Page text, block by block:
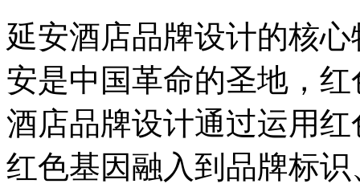
延安酒店品牌设计的核
安是中国革命的圣地，
酒店品牌设计通过运用
红色基因融入到品牌标